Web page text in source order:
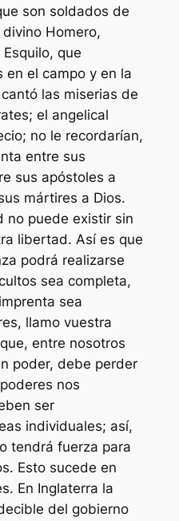
son soldados de
Homero,
que
el campo y en la
las miserias de
el angelical
no le recordarían,
entre sus
sus apóstoles a
mártires a Dios.
no puede existir sin
libertad. Así es que
podrá realizarse
sea completa,
sea
llamo vuestra
entre nosotros
poder, debe perder
nos
ser
individuales; así,
tendrá fuerza para
Esto sucede en
En Inglaterra la
del gobierno